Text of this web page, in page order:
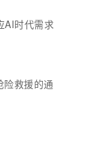
AI时代需求
险救援的通